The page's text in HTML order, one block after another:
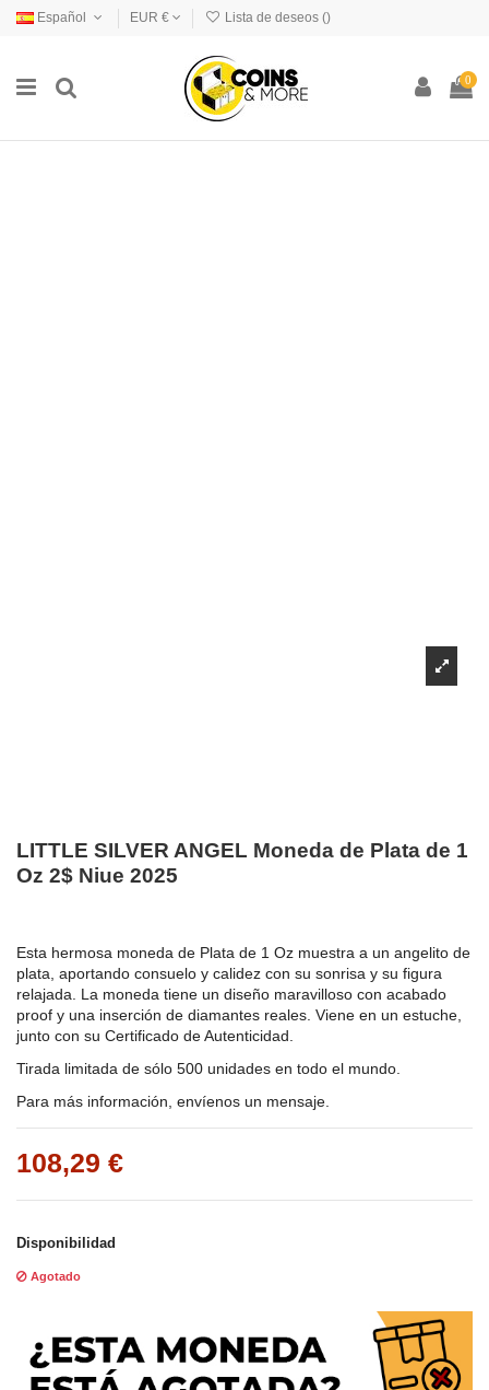
Español EUR € Lista de deseos ()
0
LITTLE SILVER ANGEL Moneda de Plata de 1
Oz 2$ Niue 2025
Esta hermosa moneda de Plata de 1 Oz muestra a un angelito de
plata, aportando consuelo y calidez con su sonrisa y su figura
relajada. La moneda tiene un diseño maravilloso con acabado
proof y una inserción de diamantes reales. Viene en un estuche,
junto con su Certificado de Autenticidad.
Tirada limitada de sólo 500 unidades en todo el mundo.
Para más información, envíenos un mensaje.
108,29 €
Disponibilidad
Agotado